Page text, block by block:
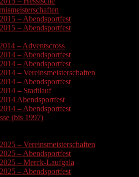
– Abendsportfest
– Abendsportfest
– Adventscross
– Abendsportfest
– Abendsportfest
– Vereinsmeisterschaften
– Abendsportfest
– Stadtlauf
Abendsportfest
– Abendsportfest
(bis 1997)
– Vereinsmeisterschaften
– Abendsportfest
– Merck-Laufgala
– Abendsportfest